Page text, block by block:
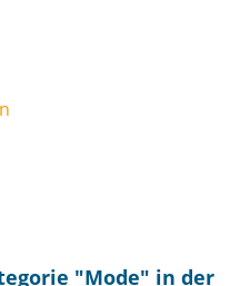
"Mode" in der